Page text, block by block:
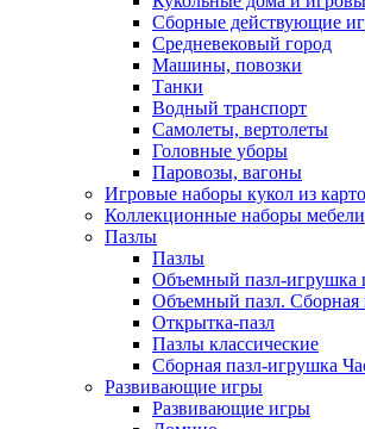
Сборные действующие
Средневековый город
Машины, повозки
Танки
Водный транспорт
Самолеты, вертолеты
Головные уборы
Паровозы, вагоны
Игровые наборы кукол из
Коллекционные наборы мебели
Пазлы
Пазлы
Объемный пазл-игрушка
Объемный пазл. Сборная
Открытка-пазл
Пазлы классические
Сборная пазл-игрушка
Развивающие игры
Развивающие игры